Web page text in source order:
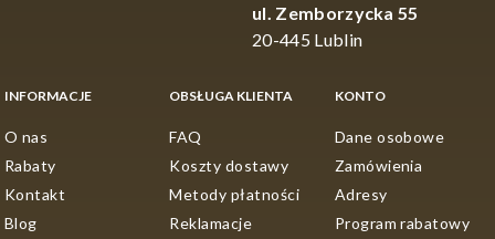
ul. Zemborzycka 55
20-445 Lublin
INFORMACJE
O nas
Rabaty
Kontakt
Blog
OBSŁUGA KLIENTA
FAQ
Koszty dostawy
Metody płatności
Reklamacje
KONTO
Dane osobowe
Zamówienia
Adresy
Program rabatowy